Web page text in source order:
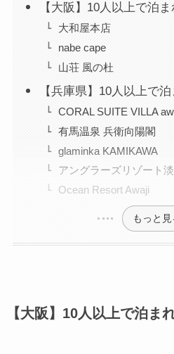
【大阪】10人以上で泊
大和屋本店
nabe cape
山荘 風の杜
【兵庫県】10人以上で
CORAL SUITE VILLA
有馬温泉 兵衛向陽閣
glaminka KAMIKAWA
アングラーズリゾート
Ocean Resort Awaji
もっと見
【大阪】10人以上で泊ま